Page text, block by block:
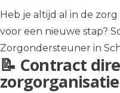
Heb je altijd al in de
voor een nieuwe stap?
Zorgondersteuner in
📝 Contract
zorgorganisatie